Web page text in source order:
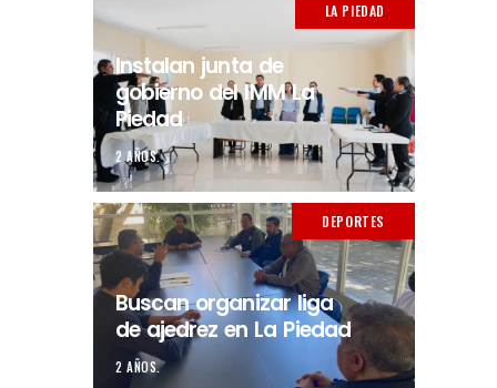
LA PIEDAD
Instalan junta de
gobierno del IMM La
Piedad
2 AÑOS.
DEPORTES
Buscan organizar liga
de ajedrez en La Piedad
2 AÑOS.